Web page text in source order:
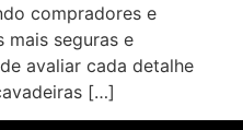
compradores e
mais seguras e
avaliar cada detalhe
[…]